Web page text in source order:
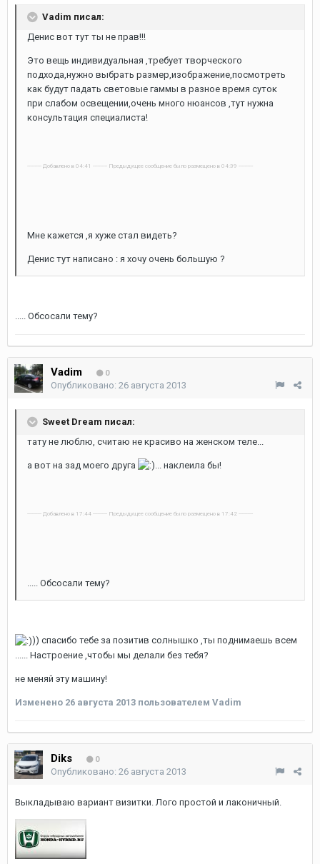
Vadim писал:
Денис вот тут ты не прав!!!
Это вещь индивидуальная ,требует творческого
подхода,нужно выбрать размер,изображение,посмотреть
как будут падать световые гаммы в разное время суток
при слабом освещении,очень много нюансов ,тут нужна
консультация специалиста!
---------- Добавлено в 04:41 ---------- Предыдущее сообщение было размещено в 04:39 ----------
Мне кажется ,я хуже стал видеть?
Денис тут написано : я хочу очень большую ?
..... Обсосали тему?
Vadim 0
Опубликовано: 26 августа 2013
Sweet Dream писал:
тату не люблю, считаю не красиво на женском теле...
а вот на зад моего друга ... наклеила бы!
---------- Добавлено в 17:44 ---------- Предыдущее сообщение было размещено в 17:42 ----------
..... Обсосали тему?
)) спасибо тебе за позитив солнышко ,ты поднимаешь всем
...... Настроение ,чтобы мы делали без тебя?
не меняй эту машину!
Изменено 26 августа 2013 пользователем Vadim
Diks 0
Опубликовано: 26 августа 2013
Выкладываю вариант визитки. Лого простой и лаконичный.